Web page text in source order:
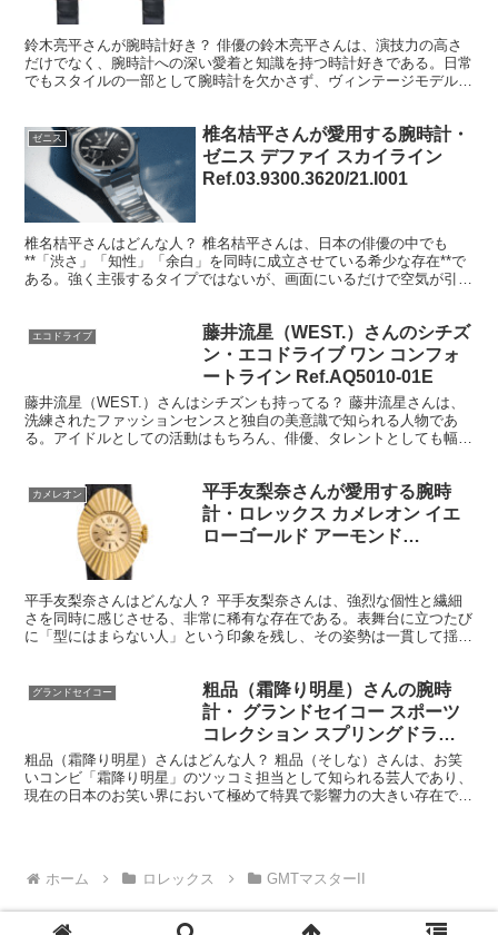
鈴木亮平さんが腕時計好き？ 俳優の鈴木亮平さんは、演技力の高さ
だけでなく、腕時計への深い愛着と知識を持つ時計好きである。日常
でもスタイルの一部として腕時計を欠かさず、ヴィンテージモデルか
ゼニス
椎名桔平さんが愛用する腕時計・
ゼニス デファイ スカイライン
Ref.03.9300.3620/21.I001
椎名桔平さんはどんな人？ 椎名桔平さんは、日本の俳優の中でも
**「渋さ」「知性」「余白」を同時に成立させている希少な存在**で
ある。強く主張するタイプではないが、画面にいるだけで空気が引き
エコドライブ
藤井流星（WEST.）さんのシチズ
ン・エコドライブ ワン コンフォ
ートライン Ref.AQ5010-01E
藤井流星（WEST.）さんはシチズンも持ってる？ 藤井流星さんは、
洗練されたファッションセンスと独自の美意識で知られる人物であ
る。アイドルとしての活動はもちろん、俳優、タレントとしても幅広
カメレオン
平手友梨奈さんが愛用する腕時
計・ロレックス カメレオン イエ
ローゴールド アーモンド
平手友梨奈さんはどんな人？ 平手友梨奈さんは、強烈な個性と繊細
さを同時に感じさせる、非常に稀有な存在である。表舞台に立つたび
に「型にはまらない人」という印象を残し、その姿勢は一貫して揺ら
グランドセイコー
粗品（霜降り明星）さんの腕時
計・ グランドセイコー スポーツ
コレクション スプリングドライ
ブ クロノグラフ Ref.SBGC247
粗品（霜降り明星）さんはどんな人？ 粗品（そしな）さんは、お笑
いコンビ「霜降り明星」のツッコミ担当として知られる芸人であり、
現在の日本のお笑い界において極めて特異で影響力の大きい存在であ
ホーム ロレックス GMTマスターII